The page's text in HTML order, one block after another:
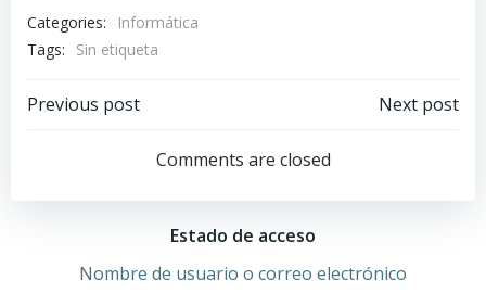
Categories:
Informática
Tags:
Sin etiqueta
Navegación
las
entradas
Previous post
Navegación
por
las
entradas
Next post
Comments are closed
Estado de acceso
Nombre de usuario o correo electrónico